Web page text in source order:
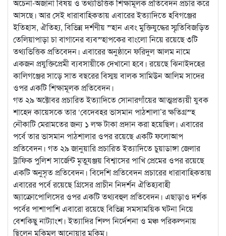
অচেনা-অজানা বিষয় ও তথ্যভিত্তিক শিক্ষামূলক প্রতিবেদন প্রচার করে
আসছে। আর সেই ধারাবাহিকতায় এবারের ইত্যাদিতে হবিগঞ্জের
ইতিহাস, ঐতিহ্য, বিভিন্ন দর্শণীয় স্হান এবং মুক্তিযুদ্ধের স্মৃতিবিজড়িত
তেলিয়াপাড়া চা বাগানের ব্যবস্হাপকের বাংলো নিয়ে রয়েছে ৩টি
তথ্যভিত্তিক প্রতিবেদন। এবারের অনুষ্ঠানে ফরিদুল আলম নামে
একজন প্রযুক্তিপ্রেমী ব্যবসায়ীকে দেখানো হবে। রয়েছে ঝিনাইদহের
কালিগঞ্জের সাড়ে সাত বছরের বিস্ময় বালক সামিউন আলিম সাদের
ওপর একটি শিক্ষামূলক প্রতিবেদন।
গত ২৯ অক্টোবর প্রচারিত ইত্যাদিতে সোনারগাঁয়ের আত্মপ্রত্যয়ী যুবক
শাহেদ কায়েসকে তার ‘বেদেবহর ভাসমান পাঠশালা’র ক্ষতিগ্রস্হ
নৌকাটি মেরামতের জন্য ১ লক্ষ টাকা প্রদান করা হয়েছিল। এবারের
পর্বে তার ভাসমান পাঠশালার ওপর রয়েছে একটি ফলোআপ
প্রতিবেদন। গত ২৯ জানুয়ারি প্রচারিত ইত্যাদিতে চুয়াডাঙ্গা জেলার
ট্রাফিক পুলিশ সার্জেন্ট মৃতু্যঞ্জয় বিশ্বাসের পাখি প্রেমের ওপর রয়েছে
একটি অনুসৃত প্রতিবেদন। বিদেশি প্রতিবেদন প্রচারের ধারাবাহিকতায়
এবারের পর্বে রয়েছে গ্রিসের প্রাচীন নিদর্শন ঐতিহ্যবাহী
অ্যাক্রোপোলিসের ওপর একটি তথ্যবহুল প্রতিবেদন। এছাড়াও দর্শক
পর্বের পাশাপাশি এবারো রয়েছে বিভিন্ন সমসাময়িক ঘটনা নিয়ে
বেশকিছু নাট্যাংশ। ইত্যাদির শিল্প নির্দেশনা ও মঞ্চ পরিকল্পনায়
ছিলেন মুকিমুল আনোয়ার মুকিম।